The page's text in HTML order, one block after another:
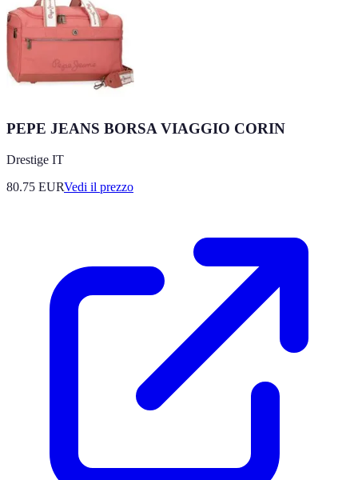
PEPE JEANS BORSA VIAGGIO CORIN
Drestige IT
80.75 EURVedi il prezzo